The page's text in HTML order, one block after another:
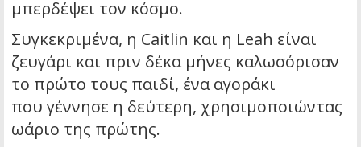
μπερδέψει τον κόσμο.
Συγκεκριμένα, η Caitlin και η Leah είναι
ζευγάρι και πριν δέκα μήνες καλωσόρισαν
το πρώτο τους παιδί, ένα αγοράκι
που γέννησε η δεύτερη, χρησιμοποιώντας
ωάριο της πρώτης.